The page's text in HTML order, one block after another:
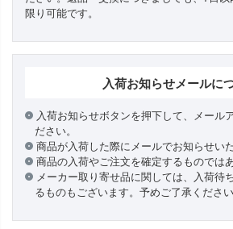
限り可能です。
入荷お知らせメールに
入荷お知らせボタンを押下して、メール
ださい。
商品が入荷した際にメールでお知らせい
商品の入荷やご注文を確定するものでは
メーカー取り寄せ品に関しては、入荷待
るものもございます。予めご了承ください